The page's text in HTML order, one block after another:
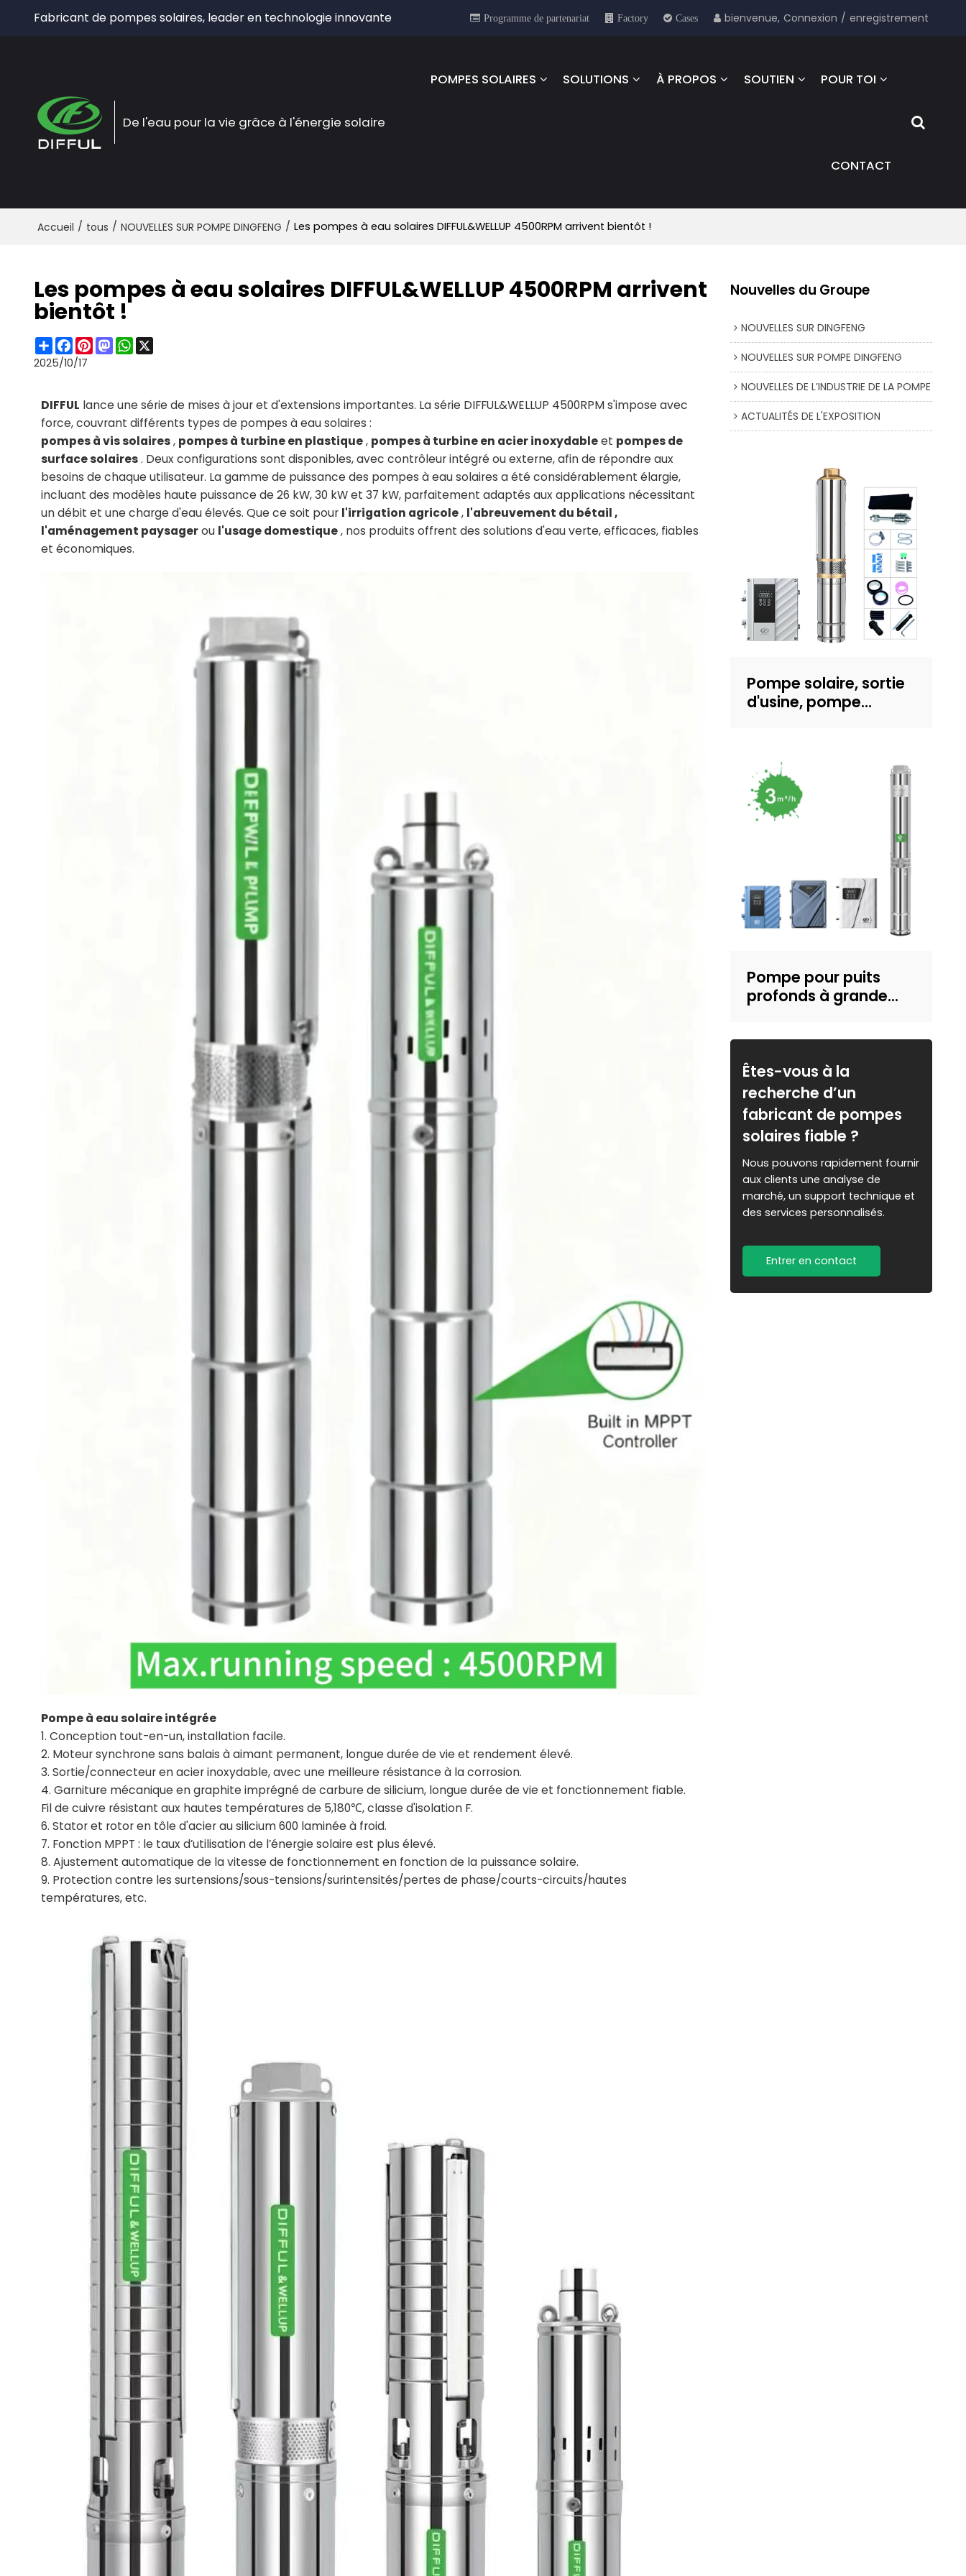
Fabricant de pompes solaires, leader en technologie innovante Programme de partenariat Factory Cases bienvenue, Connexion / enregistrement
De l'eau pour la vie grâce à l'énergie solaire
POMPES SOLAIRES SOLUTIONS À PROPOS SOUTIEN POUR TOI
CONTACT
Accueil / tous / NOUVELLES SUR POMPE DINGFENG / Les pompes à eau solaires DIFFUL&WELLUP 4500RPM arrivent bientôt !
Les pompes à eau solaires DIFFUL&WELLUP 4500RPM arrivent
bientôt !
ShareFacebook
Pinterest
Mastodon
WhatsApp
X
2025/10/17
DIFFUL lance une série de mises à jour et d'extensions importantes. La série DIFFUL&WELLUP 4500RPM s'impose avec
force, couvrant différents types de pompes à eau solaires :
pompes à vis solaires, pompes à turbine en plastique, pompes à turbine en acier inoxydableet pompes de
surface solaires. Deux configurations sont disponibles, avec contrôleur intégré ou externe, afin de répondre aux
besoins de chaque utilisateur. La gamme de puissance des pompes à eau solaires a été considérablement élargie,
incluant des modèles haute puissance de 26 kW, 30 kW et 37 kW, parfaitement adaptés aux applications nécessitant
un débit et une charge d'eau élevés. Que ce soit pour l'irrigation agricole, l'abreuvement du bétail,
l'aménagement paysagerou l'usage domestique, nos produits offrent des solutions d'eau verte, efficaces, fiables
et économiques.
Pompe à eau solaire intégrée
1. Conception tout-en-un, installation facile.
2. Moteur synchrone sans balais à aimant permanent, longue durée de vie et rendement élevé.
3. Sortie/connecteur en acier inoxydable, avec une meilleure résistance à la corrosion.
4. Garniture mécanique en graphite imprégné de carbure de silicium, longue durée de vie et fonctionnement fiable.
Fil de cuivre résistant aux hautes températures de 5,180℃, classe d'isolation F.
6. Stator et rotor en tôle d'acier au silicium 600 laminée à froid.
7. Fonction MPPT : le taux d’utilisation de l’énergie solaire est plus élevé.
8. Ajustement automatique de la vitesse de fonctionnement en fonction de la puissance solaire.
9. Protection contre les surtensions/sous-tensions/surintensités/pertes de phase/courts-circuits/hautes
températures, etc.
Nouvelles du Groupe
NOUVELLES SUR DINGFENG
NOUVELLES SUR POMPE DINGFENG
NOUVELLES DE L’INDUSTRIE DE LA POMPE
ACTUALITÉS DE L'EXPOSITION
Pompe solaire, sortie
d'usine, pompe
plastique, pompe à
énergie solaire de 4
pouces pour
l'irrigation
Pompe pour puits
profonds à grande
résistante au sable |
approvisionnement
en eau domestique et
irrigation | Recruter
des concessionnaires
Êtes-vous à la
recherche d’un
fabricant de pompes
solaires fiable ?
Nous pouvons rapidement fournir
aux clients une analyse de
marché, un support technique et
des services personnalisés.
Entrer en contact